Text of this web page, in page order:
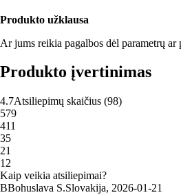
Produkto užklausa
Ar jums reikia pagalbos dėl parametrų ar
Produkto įvertinimas
4.7Atsiliepimų skaičius (98)
579
411
35
21
1 2
Kaip veikia atsiliepimai?
BBohuslava S.Slovakija, 2026‑01‑21